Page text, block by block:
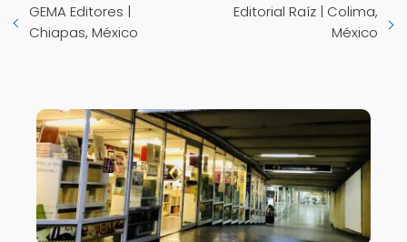
GEMA Editores |
Chiapas, México
Editorial Raíz | Colima,
México